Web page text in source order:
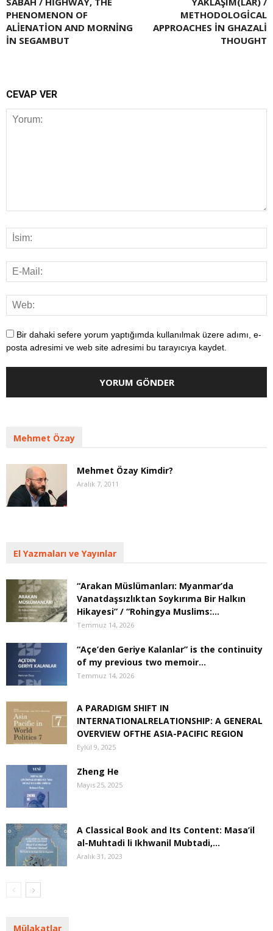
PHENOMENON OF
ALIENATION AND MORNING
IN SEGAMBUT
METHODOLOGICAL
APPROACHES IN GHAZALI
THOUGHT
CEVAP VER
Bir dahaki sefere yorum yaptığımda kullanılmak üzere adımı, e-
posta adresimi ve web site adresimi bu tarayıcıya kaydet.
Mehmet Özay
Mehmet Özay Kimdir?
Aralık 7, 2011
El Yazmaları ve Yayınlar
“Arakan Müslümanları: Myanmar’da
Vanatdaşsızlıktan Soykırıma Bir Halkın
Hikayesi” / “Rohingya Muslims:...
Temmuz 14, 2026
“Açe’den Geriye Kalanlar” is the continuity
of my previous two memoir...
Temmuz 14, 2026
A PARADIGM SHIFT IN
INTERNATIONALRELATIONSHIP: A GENERAL
OVERVIEW OFTHE ASIA-PACIFIC REGION
Eylül 9, 2025
Zheng He
Mayıs 25, 2025
A Classical Book and Its Content: Masa’il
al-Muhtadi li Ikhwanil Mubtadi,...
Aralık 31, 2023
Mülakatlar